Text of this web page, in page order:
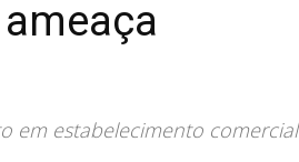
em estabelecimento comercial